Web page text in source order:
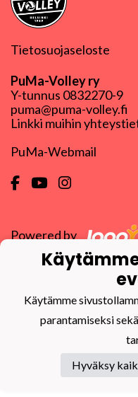
Tietosuojaseloste
PuMa-Volley ry
Y-tunnus 0832270-9
puma@puma-volley.fi
Linkki muihin
PuMa-Webmail
Powered by
Käytämme
parantamiseksi
Hyväksy